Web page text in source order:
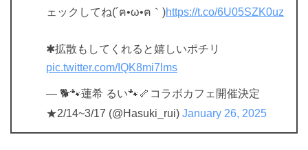
ェックしてね(´ฅ•ω•ฅ｀)https://t.co/6U05SZK0uz
✱拡散もしてくれると嬉しいポチリ
pic.twitter.com/IQK8mi7lms
— 🐕🐾蓮希 るい🐾🦴コラボカフェ開催決定
★2/14~3/17 (@Hasuki_rui) January 26, 2025